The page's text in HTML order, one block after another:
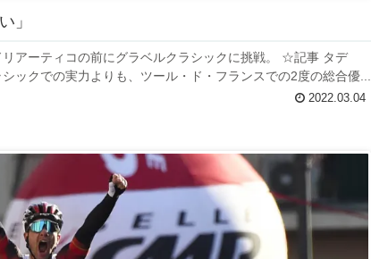
」
アーティコの前にグラベルクラシックに挑戦。 ☆記事 タデ
ックでの実力よりも、ツール・ド・フランスでの2度の総合優...
2022.03.04